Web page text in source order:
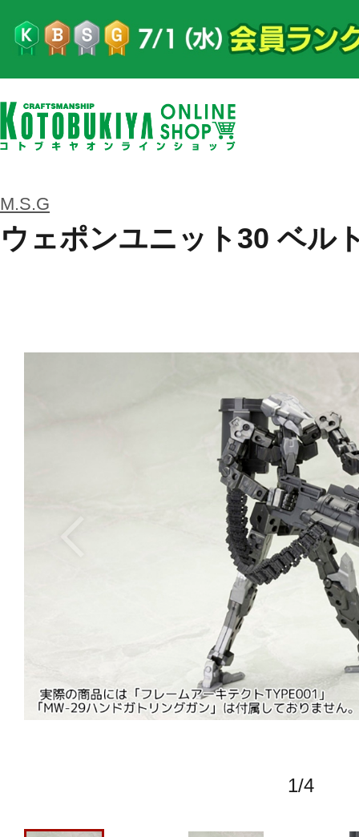
M.S.G
ウェポンユニット30 ベル
1/4